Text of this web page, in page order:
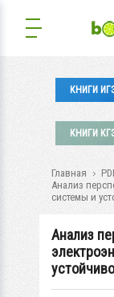
КНИГИ
КНИГИ
Главная
Анализ
системы и
Анализ